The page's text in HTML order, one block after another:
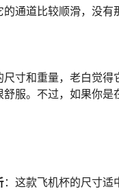
通道比较顺滑，没有
寸和重量，老白觉
服。不过，如果你
：这款飞机杯的尺寸